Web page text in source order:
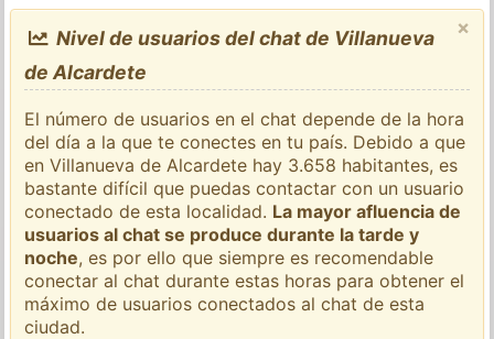
×
Nivel de usuarios del chat de Villanueva
de Alcardete
El número de usuarios en el chat depende de la hora
del día a la que te conectes en tu país. Debido a que
en Villanueva de Alcardete hay 3.658 habitantes, es
bastante difícil que puedas contactar con un usuario
conectado de esta localidad. La mayor afluencia de
usuarios al chat se produce durante la tarde y
noche, es por ello que siempre es recomendable
conectar al chat durante estas horas para obtener el
máximo de usuarios conectados al chat de esta
ciudad.